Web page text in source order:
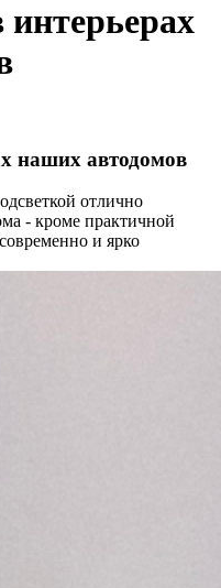
наших автодомов
отлично
- кроме практичной
и ярко